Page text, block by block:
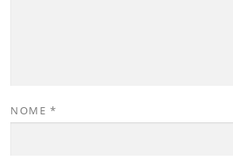
NOME *